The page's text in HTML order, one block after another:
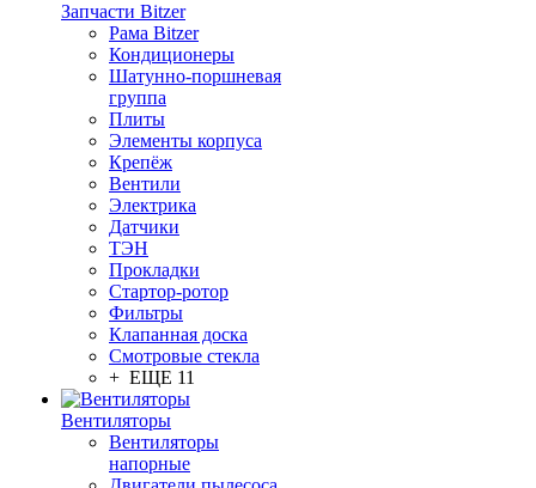
Запчасти Bitzer
Рама Bitzer
Кондиционеры
Шатунно-поршневая
группа
Плиты
Элементы корпуса
Крепёж
Вентили
Электрика
Датчики
ТЭН
Прокладки
Стартор-ротор
Фильтры
Клапанная доска
Смотровые стекла
+ ЕЩЕ 11
Вентиляторы
Вентиляторы
напорные